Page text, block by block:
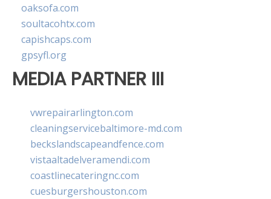
oaksofa.com
soultacohtx.com
capishcaps.com
gpsyfl.org
MEDIA PARTNER III
vwrepairarlington.com
cleaningservicebaltimore-md.com
beckslandscapeandfence.com
vistaaltadelveramendi.com
coastlinecateringnc.com
cuesburgershouston.com